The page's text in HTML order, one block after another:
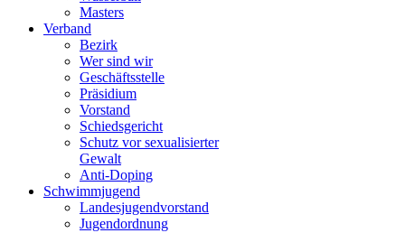
Masters
Verband
Bezirk
Wer sind wir
Geschäftsstelle
Präsidium
Vorstand
Schiedsgericht
Schutz vor sexualisierter
Gewalt
Anti-Doping
Schwimmjugend
Landesjugendvorstand
Jugendordnung